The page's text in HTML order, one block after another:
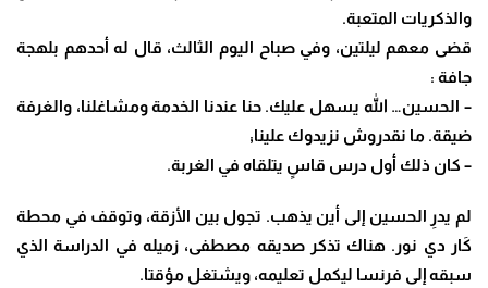
والذكريات المتعبة.
قضى معهم ليلتين، وفي صباح اليوم الثالث، قال له أحدهم بلهجة
جافة :
– الحسين… الله يسهل عليك. حنا عندنا الخدمة ومشاغلنا، والغرفة
ضيقة. ما نقدروش نزيدوك علينا;
– كان ذلك أول درس قاسٍ يتلقاه في الغربة.
لم يدرِ الحسين إلى أين يذهب. تجول بين الأزقة، وتوقف في محطة
كَار دي نور. هناك تذكر صديقه مصطفى، زميله في الدراسة الذي
سبقه إلى فرنسا ليكمل تعليمه، ويشتغل مؤقتا.